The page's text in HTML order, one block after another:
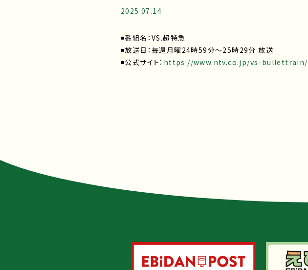
2025.07.14
◾️番組名：VS.超特急
◾️放送日：毎週月曜24時59分～25時29分 放送
◾️公式サイト： https://www.ntv.co.jp/vs-bullettrain/